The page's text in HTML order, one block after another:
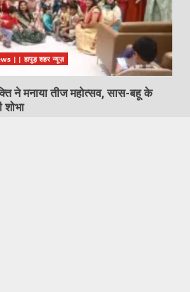
|| हापुड़ शहर न्यूज़
ने मनाया तीज महोत्सव, सास-बहू के
शोभा